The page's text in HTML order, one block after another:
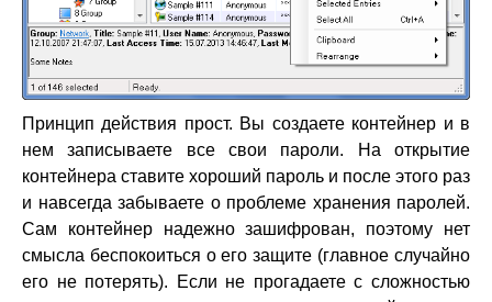
Принцип действия прост. Вы создаете контейнер и в
нем записываете все свои пароли. На открытие
контейнера ставите хороший пароль и после этого раз
и навсегда забываете о проблеме хранения паролей.
Сам контейнер надежно зашифрован, поэтому нет
смысла беспокоиться о его защите (главное случайно
его не потерять). Если не прогадаете с сложностью